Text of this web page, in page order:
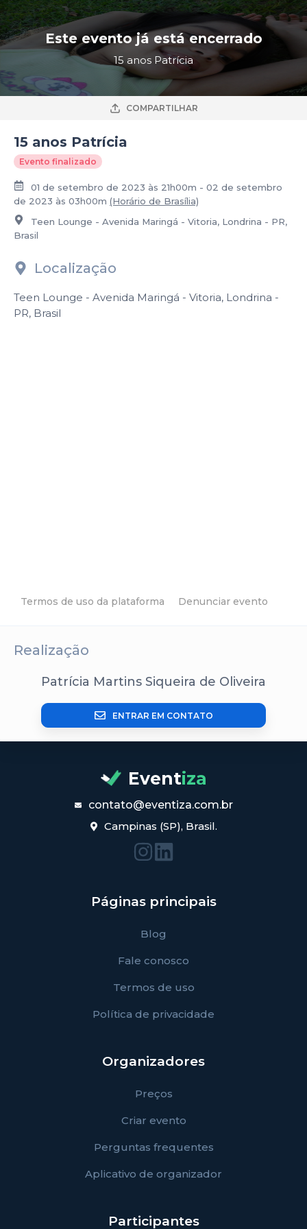
Este evento já está encerrado
15 anos Patrícia
COMPARTILHAR
15 anos Patrícia
Evento finalizado
01 de setembro de 2023 às 21h00m - 02 de setembro
de 2023 às 03h00m (Horário de Brasília)
Teen Lounge - Avenida Maringá - Vitoria, Londrina - PR,
Brasil
Localização
Teen Lounge - Avenida Maringá - Vitoria, Londrina -
PR, Brasil
Termos de uso da plataforma Denunciar evento
Realização
Patrícia Martins Siqueira de Oliveira
ENTRAR EM CONTATO
Eventiza
contato@eventiza.com.br
Campinas (SP), Brasil.
Páginas principais
Blog
Fale conosco
Termos de uso
Política de privacidade
Organizadores
Preços
Criar evento
Perguntas frequentes
Aplicativo de organizador
Participantes